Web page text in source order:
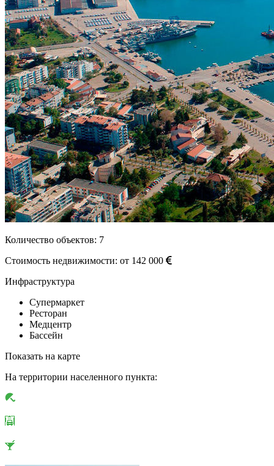
Количество объектов: 7
Стоимость недвижимости: от 142 000
Инфраструктура
Супермаркет
Ресторан
Медцентр
Бассейн
Показать на карте
На территории населенного пункта: